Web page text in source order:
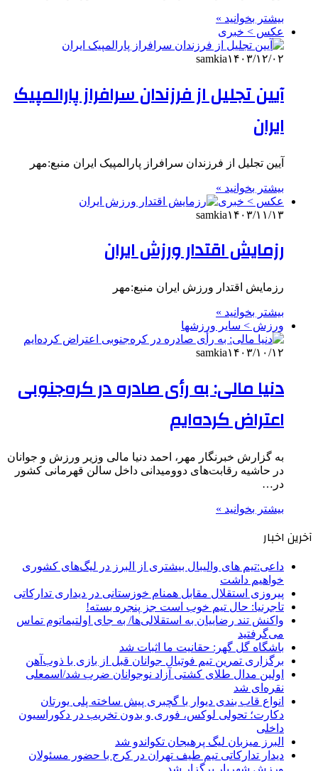
بیشتر بخوانید »
عکس > خبری
samkia۱۴۰۳/۱۲/۰۲
آیین تجلیل از فرزندان سرافراز پارالمپیک
ایران
آیین تجلیل از فرزندان سرافراز پارالمپیک ایران منبع:مهر
بیشتر بخوانید »
عکس > خبری
samkia۱۴۰۳/۱۱/۱۳
رزمایش اقتدار ورزش ایران
رزمایش اقتدار ورزش ایران منبع:مهر
بیشتر بخوانید »
ورزش > سایر ورزشها
samkia۱۴۰۳/۱۰/۱۲
دنیا مالی: به رأی صادره در کره‌جنوبی
اعتراض کرده‌ایم
به گزارش خبرنگار مهر، احمد دنیا مالی وزیر ورزش و جوانان
در حاشیه رقابت‌های دوومیدانی داخل سالن قهرمانی کشور
در…
بیشتر بخوانید »
آخرین اخبار
داعی:تیم های والیبال بیشتری از البرز در لیگ‌های کشوری
خواهیم داشت
پیروزی استقلال مقابل همنام خوزستانی در دیداری تدارکاتی
تاجرنیا: حال تیم خوب است جز پنجره بسته!
واکنش تند رضاییان به استقلالی‌ها/ به جای اولتیماتوم تماس
می‌گرفتید
باشگاه گل گهر: حقانیت ما اثبات شد
برگزاری تمرین تیم فوتبال جوانان قبل از بازی با ذوب‌آهن
اولین مدال طلای کشتی آزاد نوجوانان ضرب شد/اسمعلی
نقره‌ای شد
انواع قاب بندی دیوار با گچبری پیش ساخته پلی یورتان
دکارت؛ تحولی لوکس، فوری و بدون تخریب در دکوراسیون
داخلی
البرز میزبان لیگ پرهیجان تکواندو شد
دیدار تدارکاتی تیم طیف تهران در کرج با حضور مسئولان